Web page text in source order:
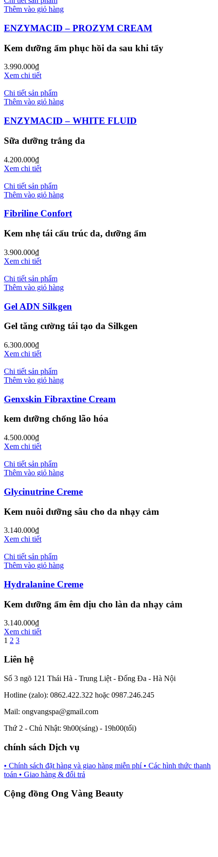
Thêm vào giỏ hàng
ENZYMACID – PROZYM CREAM
Kem dưỡng ẩm phục hồi da sau khi tẩy
3.990.000₫
Xem chi tiết
Chi tiết sản phẩm
Thêm vào giỏ hàng
ENZYMACID – WHITE FLUID
Sữa dưỡng trắng da
4.200.000₫
Xem chi tiết
Chi tiết sản phẩm
Thêm vào giỏ hàng
Fibriline Confort
Kem nhẹ tái cấu trúc da, dưỡng ẩm
3.900.000₫
Xem chi tiết
Chi tiết sản phẩm
Thêm vào giỏ hàng
Gel ADN Silkgen
Gel tăng cường tái tạo da Silkgen
6.300.000₫
Xem chi tiết
Chi tiết sản phẩm
Thêm vào giỏ hàng
Genxskin Fibraxtine Cream
kem dưỡng chống lão hóa
4.500.000₫
Xem chi tiết
Chi tiết sản phẩm
Thêm vào giỏ hàng
Glycinutrine Creme
Kem nuôi dưỡng sâu cho da nhạy cảm
3.140.000₫
Xem chi tiết
Chi tiết sản phẩm
Thêm vào giỏ hàng
Hydralanine Creme
Kem dưỡng ẩm êm dịu cho làn da nhạy cảm
3.140.000₫
Xem chi tiết
1 2 3
Liên hệ
Số 3 ngõ 121 Thái Hà - Trung Liệt - Đống Đa - Hà Nội
Hotline (zalo): 0862.422.322 hoặc 0987.246.245
Mail: ongvangspa@gmail.com
Thứ 2 - Chủ Nhật: 9h00(sáng) - 19h00(tối)
chính sách Dịch vụ
• Chính sách đặt hàng và giao hàng miễn phí • Các hình thức thanh
toán • Giao hàng & đổi trả
Cộng đồng Ong Vàng Beauty